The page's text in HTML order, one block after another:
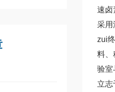
速卤
采用
zui
料、
验室
立